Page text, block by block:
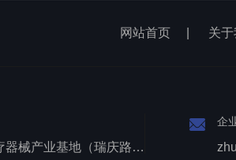
网站首页 关
上海张江医疗器械产业基地（瑞庆路528号）
企